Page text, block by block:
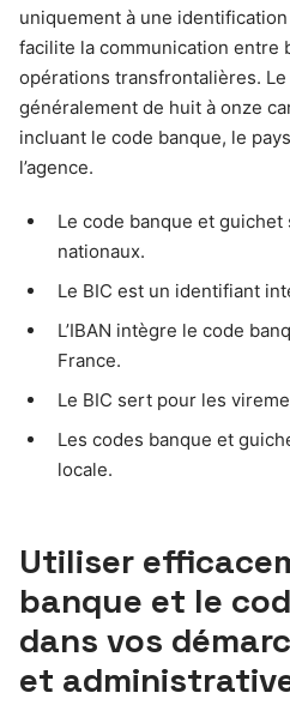
uniquement à une
facilite la communication entre
opérations transfrontalières. Le
généralement de huit à onze
incluant le code banque, le
l’agence.
Le code banque et
nationaux.
Le BIC est un identifiant
L’IBAN intègre le code
France.
Le BIC sert pour les
Les codes banque et
locale.
Utiliser
banque et le
dans vos
et